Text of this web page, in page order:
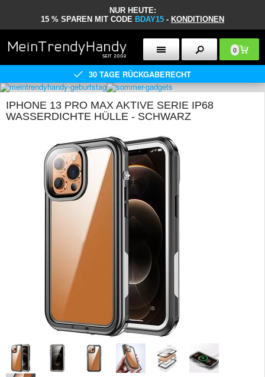
NUR HEUTE:
15 % SPAREN MIT CODE BDAY15 - KONDITIONEN
0
30 TAGE RÜCKGABERECHT
IPHONE 13 PRO MAX AKTIVE SERIE IP68
WASSERDICHTE HÜLLE - SCHWARZ